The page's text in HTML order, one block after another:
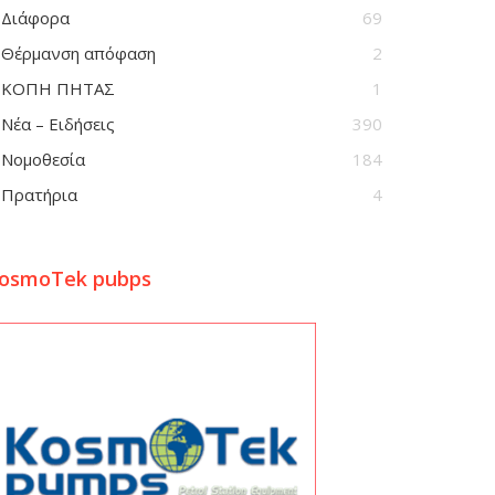
Διάφορα
69
Θέρμανση απόφαση
2
ΚΟΠΗ ΠΗΤΑΣ
1
Νέα – Ειδήσεις
390
Νομοθεσία
184
Πρατήρια
4
pubps